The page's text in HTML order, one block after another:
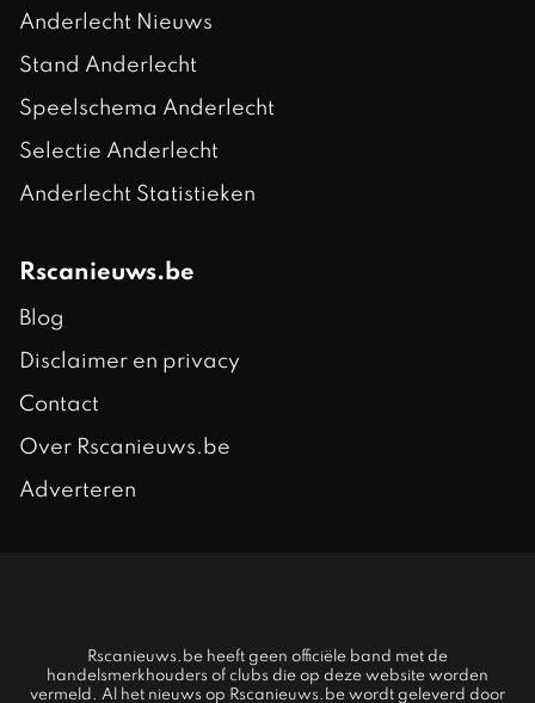
Anderlecht Nieuws
Stand Anderlecht
Speelschema Anderlecht
Selectie Anderlecht
Anderlecht Statistieken
Rscanieuws.be
Blog
Disclaimer en privacy
Contact
Over Rscanieuws.be
Adverteren
Rscanieuws.be heeft geen officiële band met de
handelsmerkhouders of clubs die op deze website worden
vermeld. Al het nieuws op Rscanieuws.be wordt geleverd door